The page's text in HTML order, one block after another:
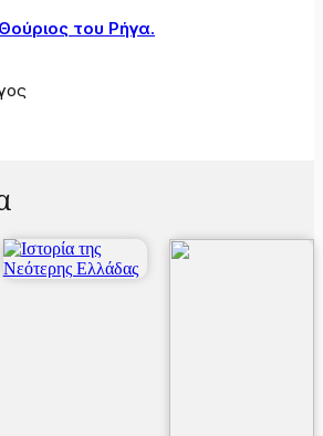
του Ρήγα.